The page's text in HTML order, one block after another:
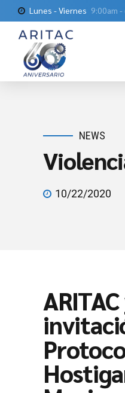
Lunes - Viernes 9:00am -
NEWS
10/22/2020